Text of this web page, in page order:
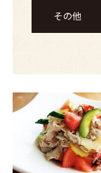
その他